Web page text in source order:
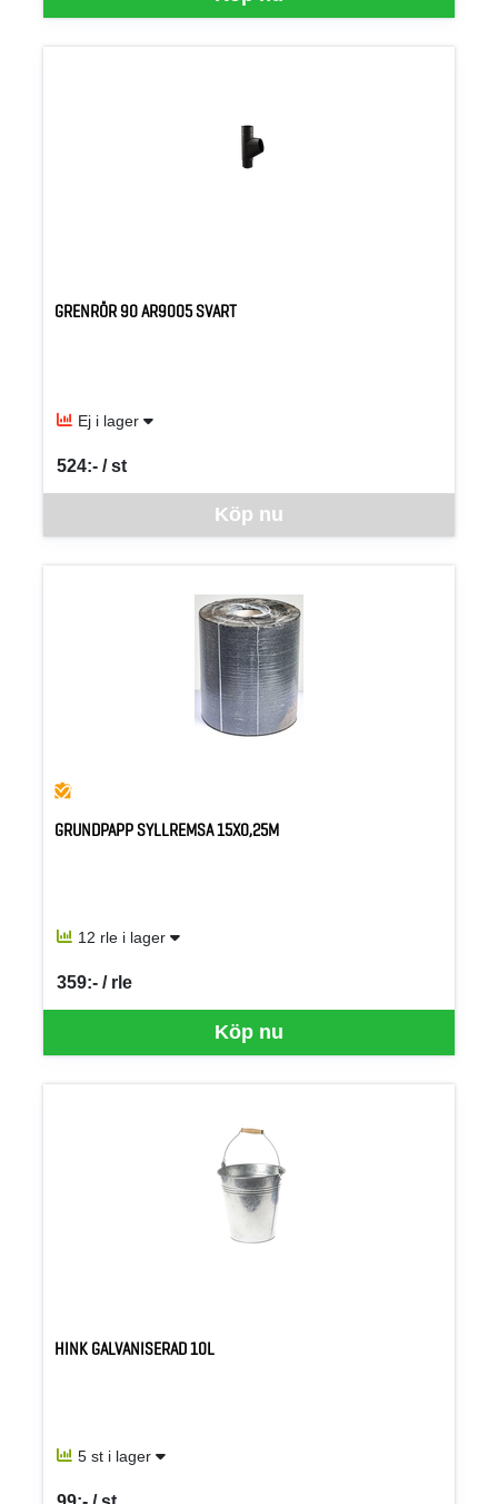
GRENRÖR 90 AR9005 SVART
Ej i lager
Köp nu
524:- / st
SEK per ST
GRUNDPAPP SYLLREMSA 15X0,25M
12 rle i lager
Köp nu
359:- / rle
SEK per RLE
HINK GALVANISERAD 10L
5 st i lager